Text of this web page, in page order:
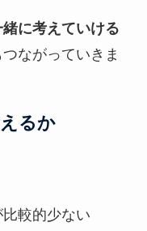
緒に考えていける
ながっていきま
るか
較的少ない